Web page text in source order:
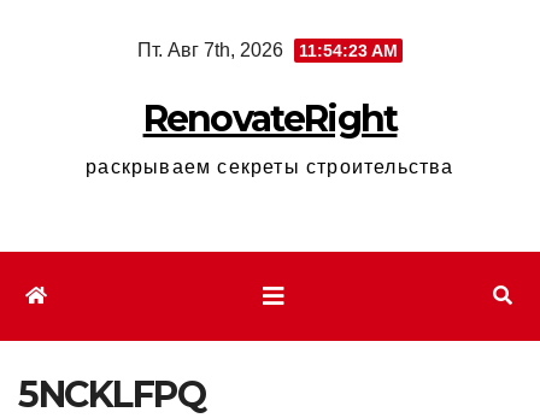
Пт. Авг 7th, 2026 11:54:23 AM
RenovateRight
раскрываем секреты строительства
5NCKLFPQ